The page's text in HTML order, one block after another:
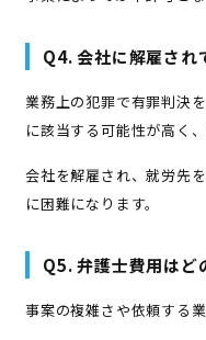
Q4. 会社に解雇され
業務上の犯罪で有罪判決
に該当する可能性が高く
会社を解雇され、就労先
に困難になります。
Q5. 弁護士費用はど
事案の複雑さや依頼する